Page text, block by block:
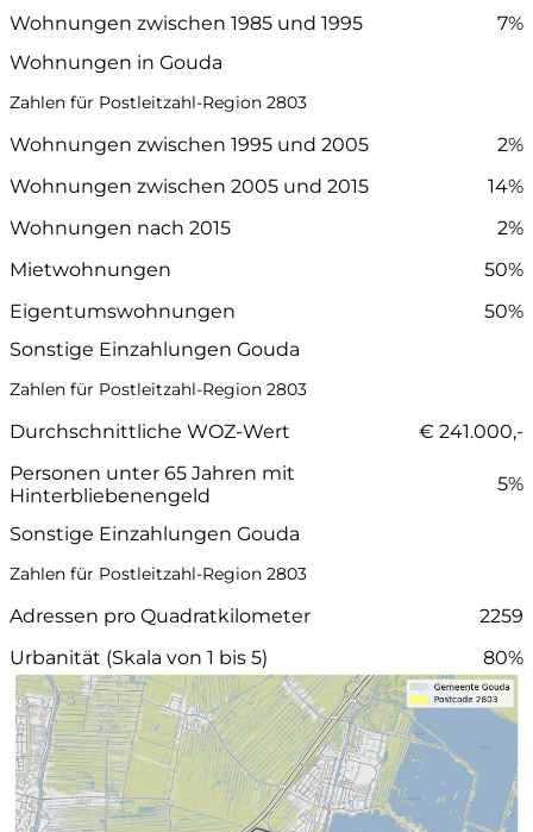
Wohnungen zwischen 1985 und 1995
7%
Wohnungen in Gouda
Zahlen für Postleitzahl-Region 2803
Wohnungen zwischen 1995 und 2005
2%
Wohnungen zwischen 2005 und 2015
14%
Wohnungen nach 2015
2%
Mietwohnungen
50%
Eigentumswohnungen
50%
Sonstige Einzahlungen Gouda
Zahlen für Postleitzahl-Region 2803
Durchschnittliche WOZ-Wert
€ 241.000,-
Personen unter 65 Jahren mit
Hinterbliebenengeld
5%
Sonstige Einzahlungen Gouda
Zahlen für Postleitzahl-Region 2803
Adressen pro Quadratkilometer
2259
Urbanität (Skala von 1 bis 5)
80%